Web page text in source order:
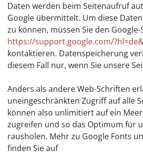
Daten werden beim Seitenaufruf
Google übermittelt. Um diese
zu können, müssen Sie den
https://support.google.com/
kontaktieren. Datenspeicherung
diesem Fall nur, wenn Sie unsere
Anders als andere Web-Schriften
uneingeschränkten Zugriff auf alle
können also unlimitiert auf ein
zugreifen und so das Optimum für
rausholen. Mehr zu Google Fonts
finden Sie auf